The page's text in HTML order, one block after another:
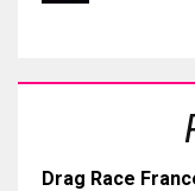
Drag Race